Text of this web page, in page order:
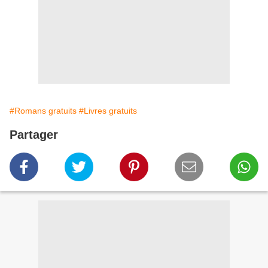
#Romans gratuits #Livres gratuits
Partager